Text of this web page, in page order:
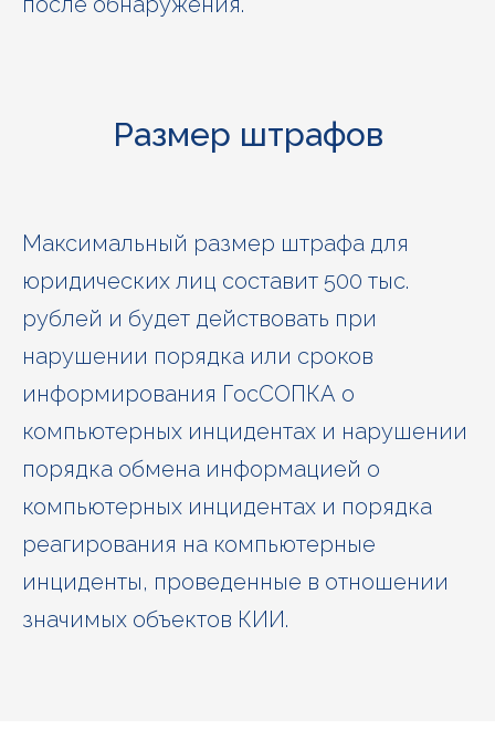
Размер штрафов
Максимальный размер штрафа для
юридических лиц составит 500 тыс.
рублей и будет действовать при
нарушении порядка или сроков
информирования ГосСОПКА о
компьютерных инцидентах и нарушении
порядка обмена информацией о
компьютерных инцидентах и порядка
реагирования на компьютерные
инциденты, проведенные в отношении
значимых объектов КИИ.